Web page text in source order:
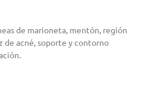
de marioneta, mentón, región
de acné, soporte y contorno